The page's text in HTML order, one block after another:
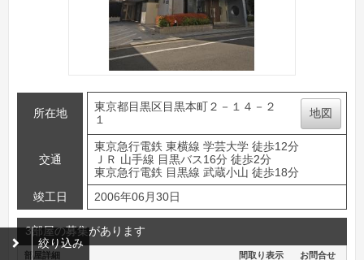
所在地
東京都目黒区目黒本町２－１４－２
１
地図
交通
東京急行電鉄 東横線 学芸大学 徒歩12分
ＪＲ 山手線 目黒バス16分 徒歩2分
東京急行電鉄 目黒線 武蔵小山 徒歩18分
竣工日
2006年06月30日
3部屋の募集があります
部屋詳細 間取り表示 お問合せ
絞り込み